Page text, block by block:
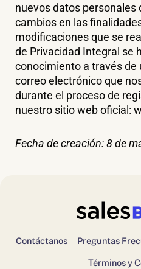
nuevos datos personales
cambios en las
modificaciones que se
de Privacidad Integral se
conocimiento a través de
correo electrónico que
durante el proceso de
nuestro sitio web oficial:
Fecha de creación: 8 de
Contáctanos Preguntas
Términos y